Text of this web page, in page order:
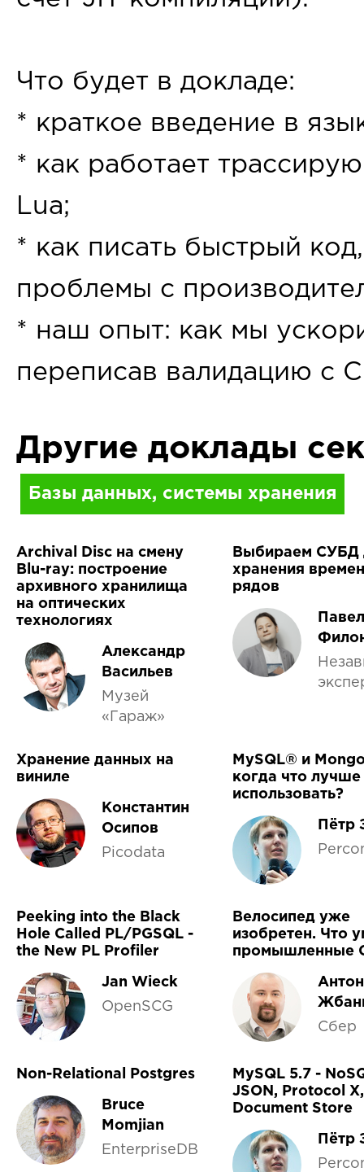
Что будет в докладе:
* краткое введение в
* как работает
Lua;
* как писать быстрый
проблемы с
* наш опыт: как мы
переписав валидацию с
Другие доклады
Базы данных, системы хранения
Archival Disc на смену
Blu-ray: построение
архивного хранилища
на оптических
технологиях
Александр
Васильев
Музей
«Гараж»
Выбираем СУБД
хранения
рядов
Павел
Хранение данных на
виниле
Константин
Осипов
Picodata
MySQL® и
когда что лучше
использовать?
Пётр
Peeking into the Black
Hole Called PL/PGSQL -
the New PL Profiler
Jan Wieck
OpenSCG
Велосипед уже
изобретен. Что
промышленные
Антон
Сбер
Non-Relational Postgres
Bruce
Momjian
EnterpriseDB
MySQL 5.7 -
JSON, Protocol X,
Document Store
Пётр